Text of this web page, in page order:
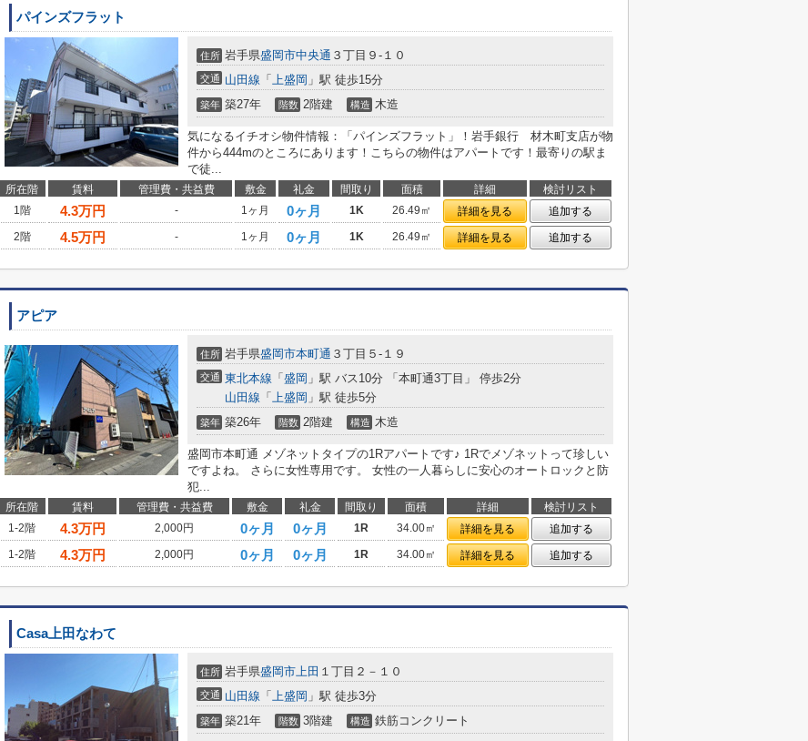
パインズフラット
住所 岩手県盛岡市中央通 ３丁目９-１０
交通 山田線 「 上盛岡 」駅 徒歩15分
築年 築27年 階数 2階建 構造 木造
気になるイチオシ物件情報：「パインズフラット」！岩手銀行 材木町支店が物
件から444mのところにあります！こちらの物件はアパートです！最寄りの駅ま
で徒...
所在階 賃料 管理費・共益費 敷金 礼金 間取り 面積 詳細
検討リスト
1階
4.3万円 - 1ヶ月 0ヶ月 1K 26.49㎡ 詳細を見る
追加する
2階
4.5万円 - 1ヶ月 0ヶ月 1K 26.49㎡ 詳細を見る 追加する
アピア
住所 岩手県盛岡市本町通 ３丁目５-１９
交通 東北本線 「 盛岡 」駅 バス10分 「本町通3丁目」 停歩2分
山田線 「 上盛岡 」駅 徒歩5分
築年 築26年 階数 2階建 構造 木造
盛岡市本町通 メゾネットタイプの1Rアパートです♪ 1Rでメゾネットって珍しい
ですよね。 さらに女性専用です。 女性の一人暮らしに安心のオートロックと防
犯...
所在階 賃料 管理費・共益費 敷金 礼金 間取り 面積 詳細
検討リスト
1-2階
4.3万円 2,000円 0ヶ月 0ヶ月 1R 34.00㎡ 詳細を見る
追加する
1-2階
4.3万円 2,000円 0ヶ月 0ヶ月 1R 34.00㎡ 詳細を見る 追加する
Casa上田なわて
住所 岩手県盛岡市上田 １丁目２－１０
交通 山田線 「 上盛岡 」駅 徒歩3分
築年 築21年 階数 3階建 構造 鉄筋コンクリート